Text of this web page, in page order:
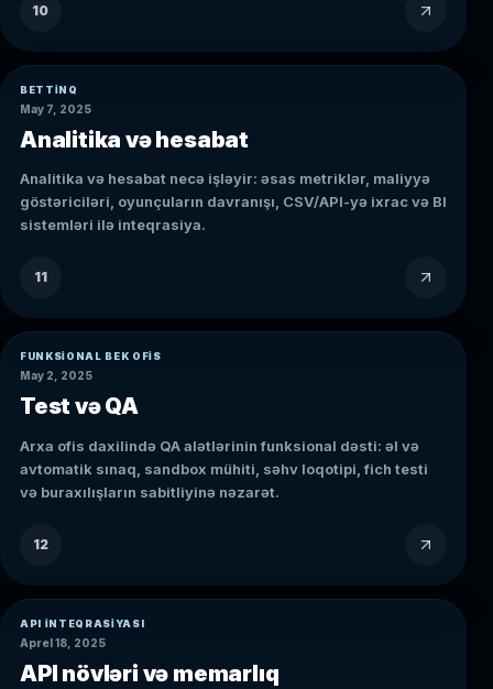
10
BETTINQ
May 7, 2025
Analitika və hesabat
Analitika və hesabat necə işləyir: əsas metriklər, maliyyə
göstəriciləri, oyunçuların davranışı, CSV/API-yə ixrac və BI
sistemləri ilə inteqrasiya.
11
FUNKSIONAL BEK OFIS
May 2, 2025
Test və QA
Arxa ofis daxilində QA alətlərinin funksional dəsti: əl və
avtomatik sınaq, sandbox mühiti, səhv loqotipi, fich testi
və buraxılışların sabitliyinə nəzarət.
12
API INTEQRASIYASI
Aprel 18, 2025
API növləri və memarlıq